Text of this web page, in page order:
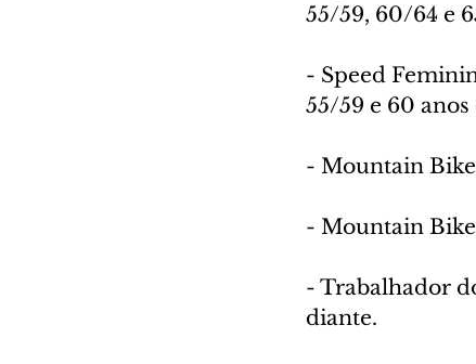
55/59, 60/64 e
- Speed
55/59 e 60
- Mountain Bike
- Mountain
- Trabalhador
diante.